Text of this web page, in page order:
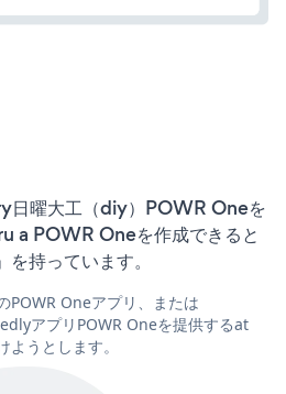
日曜大工（diy）POWR Oneを
a POWR Oneを作成できると
持っています。
POWR Oneアプリ、または
アプリPOWR Oneを提供するat
うとします。